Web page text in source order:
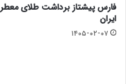
فارس پیشتاز برداشت طلای معطر
ایران
۱۴۰۵-۰۲-۰۷